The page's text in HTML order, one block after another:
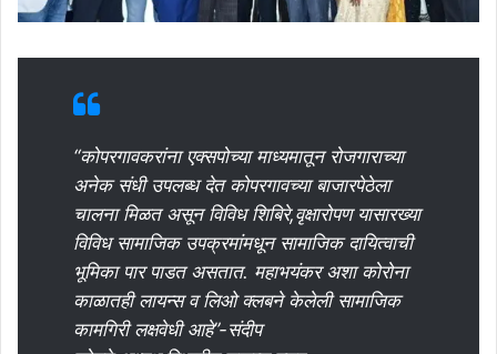
“कोपरगावकरांना एक्सपोच्या माध्यमातून रोजगाराच्या
अनेक संधी उपलब्ध देत कोपरगावच्या बाजारपेठेला
चालना मिळत असून विविध शिबिरे,वृक्षारोपण यासारख्या
विविध सामाजिक उपक्रमांमधून सामाजिक दायित्वाची
भूमिका पार पाडत असतात. महाभयंकर अशा कोरोना
काळातही लायन्स व लिओ क्लबने केलेली सामाजिक
कामगिरी लक्षवेधी आहे”-संदीप